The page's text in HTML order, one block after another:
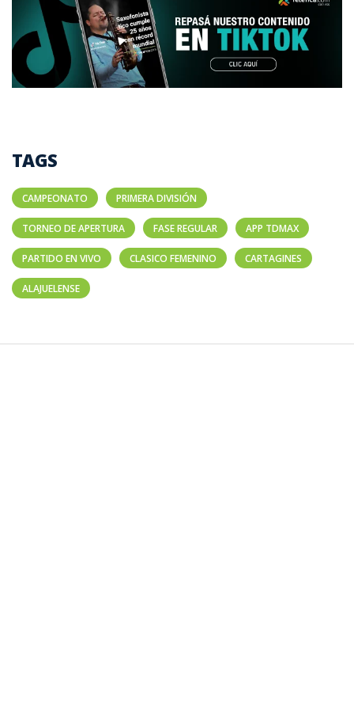
TAGS
CAMPEONATO PRIMERA DIVISIÓN
TORNEO DE APERTURA FASE REGULAR APP TDMAX
PARTIDO EN VIVO CLASICO FEMENINO CARTAGINES
ALAJUELENSE